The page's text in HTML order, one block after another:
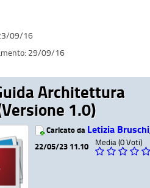
09/16
29/09/16
Architettura
1.0)
Caricato da Letizia Bruschi
22/05/23 11.10
Media (0 Voti)